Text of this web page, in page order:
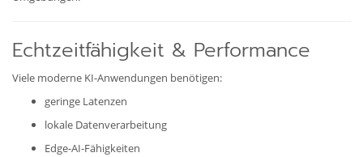
Echtzeitfähigkeit & Performance
Viele moderne KI-Anwendungen benötigen:
geringe Latenzen
lokale Datenverarbeitung
Edge-AI-Fähigkeiten